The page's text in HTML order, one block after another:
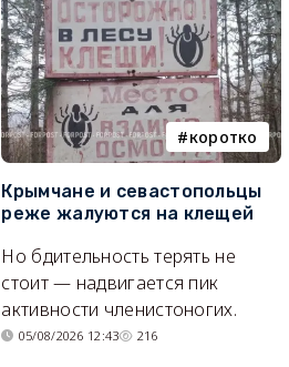
коротко
Крымчане и севастопольцы
реже жалуются на клещей
Но бдительность терять не
стоит — надвигается пик
активности членистоногих.
05/08/2026 12:43 216